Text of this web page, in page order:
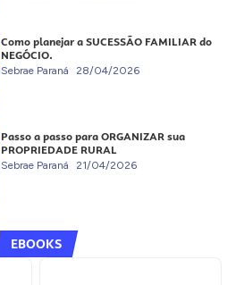
Como planejar a SUCESSÃO FAMILIAR do
NEGÓCIO.
Sebrae Paraná 28/04/2026
Passo a passo para ORGANIZAR sua
PROPRIEDADE RURAL
Sebrae Paraná 21/04/2026
EBOOKS